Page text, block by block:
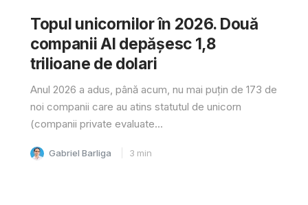
Topul unicornilor în 2026. Două
companii AI depășesc 1,8
trilioane de dolari
Anul 2026 a adus, până acum, nu mai puțin de 173 de
noi companii care au atins statutul de unicorn
(companii private evaluate...
Gabriel Barliga 3 min